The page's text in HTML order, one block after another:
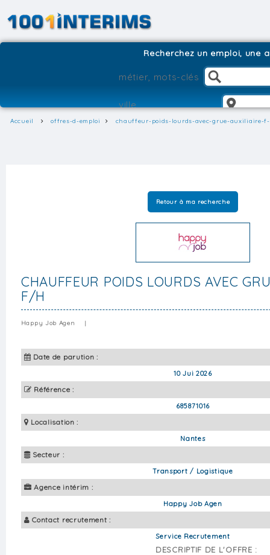
Recherchez un emploi, une
Accueil offres-d-emploi chauffeur-poids-lourds-avec-grue-auxiliaire-f-
Retour à ma recherche
CHAUFFEUR POIDS LOURDS AVEC
F/H
Happy Job Agen |
Date de parution :
10 Jui 2026
Référence :
685871016
Localisation :
Nantes
Secteur :
Transport / Logistique
Agence intérim :
Happy Job Agen
Contact recrutement :
Service Recrutement
DESCRIPTIF DE L'OFFRE :